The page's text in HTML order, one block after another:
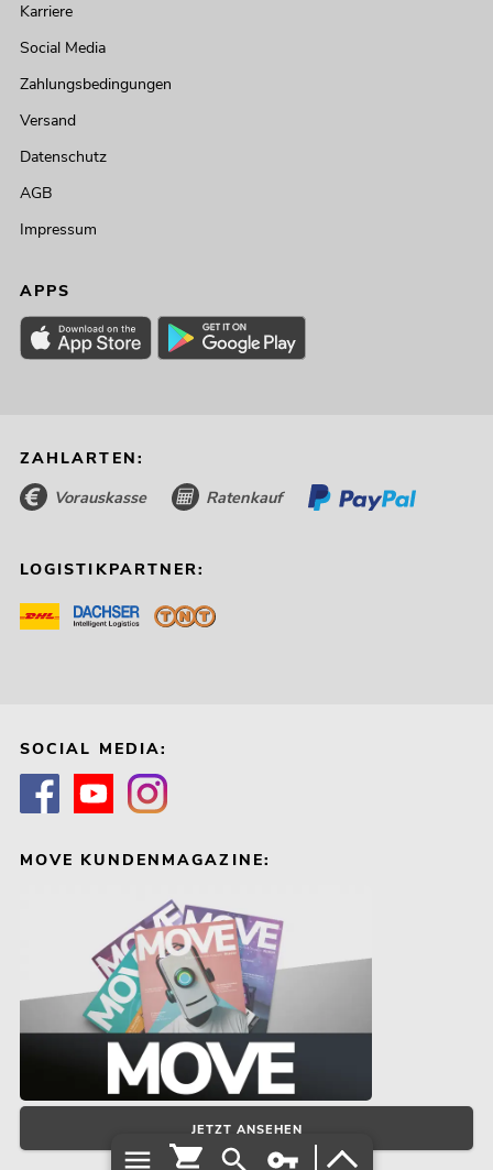
Karriere
Social Media
Zahlungsbedingungen
Versand
Datenschutz
AGB
Impressum
APPS
ZAHLARTEN:
Vorauskasse Ratenkauf
LOGISTIKPARTNER:
SOCIAL MEDIA:
MOVE KUNDENMAGAZINE:
JETZT ANSEHEN